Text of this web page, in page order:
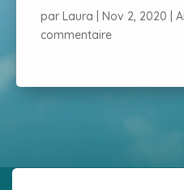
par Laura Nov 2, 2020
commentaire